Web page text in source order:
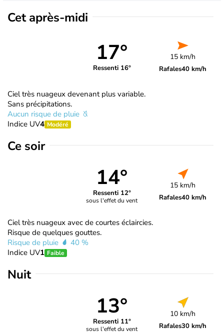
Cet après-midi
17°
Ressenti 16°
15 km/h
Rafales40 km/h
Ciel très nuageux devenant plus variable.
Sans précipitations.
Aucun risque de pluie
Indice UV4 Modéré
Ce soir
14°
Ressenti 12°
sous l'effet du vent
15 km/h
Rafales40 km/h
Ciel très nuageux avec de courtes éclaircies.
Risque de quelques gouttes.
Risque de pluie
40 %
Indice UV1 Faible
Nuit
13°
Ressenti 11°
sous l'effet du vent
10 km/h
Rafales30 km/h